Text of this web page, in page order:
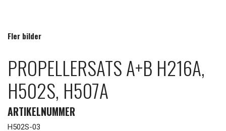
Fler bilder
PROPELLERSATS A+B H216A,
H502S, H507A
ARTIKELNUMMER
H502S-03